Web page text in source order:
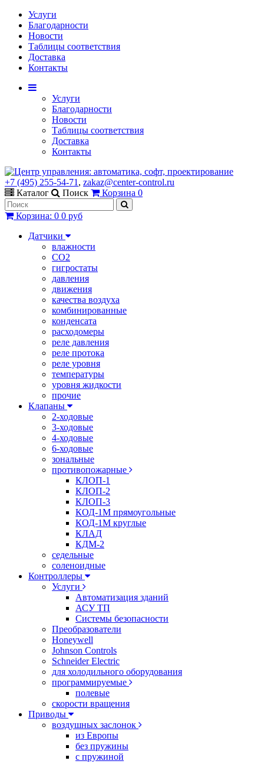
Услуги
Благодарности
Новости
Таблицы соответствия
Доставка
Контакты
Услуги
Благодарности
Новости
Таблицы соответствия
Доставка
Контакты
+7 (495) 255-54-71 , zakaz@center-control.ru
Каталог
Поиск Корзина 0
Корзина: 0 0 руб
Датчики
влажности
CO2
гигростаты
давления
движения
качества воздуха
комбинированные
конденсата
расходомеры
реле давления
реле протока
реле уровня
температуры
уровня жидкости
прочие
Клапаны
2-ходовые
3-ходовые
4-ходовые
6-ходовые
зональные
противопожарные
КЛОП-1
КЛОП-2
КЛОП-3
КОД-1М прямоугольные
КОД-1М круглые
КЛАД
КДМ-2
седельные
соленоидные
Контроллеры
Услуги
Автоматизация зданий
АСУ ТП
Системы безопасности
Преобразователи
Honeywell
Johnson Controls
Schneider Electric
для холодильного оборудования
программируемые
полевые
скорости вращения
Приводы
воздушных заслонок
из Европы
без пружины
с пружиной